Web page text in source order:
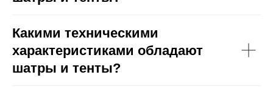
Какими техническими
характеристиками обладают
шатры и тенты?